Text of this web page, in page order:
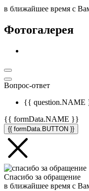
в ближайшее время с
Фотогалерея
Вопрос-ответ
{{ question.NAME
{{ formData.NAME }}
{{ formData.BUTTON }}
Спасибо за обращение
в ближайшее время с